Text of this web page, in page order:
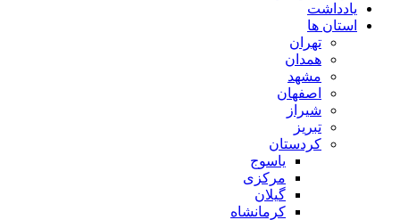
یادداشت
استان ها
تهران
همدان
مشهد
اصفهان
شیراز
تبریز
کردستان
یاسوج
مرکزی
گیلان
کرمانشاه